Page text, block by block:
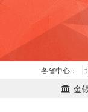
各省中心：
金